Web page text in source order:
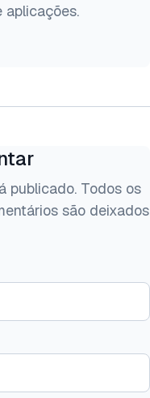
aplicações.
publicado. Todos os
são deixados